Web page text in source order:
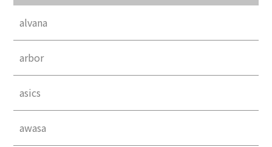
alvana
arbor
asics
awasa